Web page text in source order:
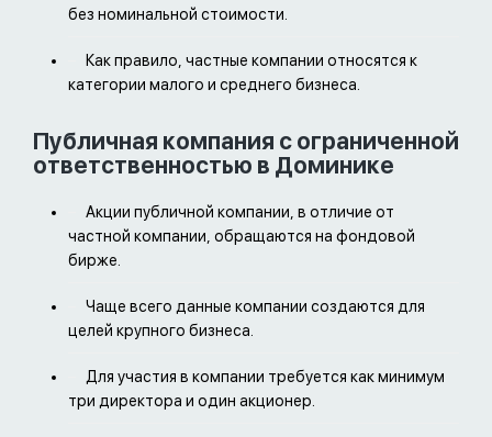
без номинальной стоимости.
Как правило, частные компании относятся к
категории малого и среднего бизнеса.
Публичная компания с ограниченной
ответственностью в Доминике
Акции публичной компании, в отличие от
частной компании, обращаются на фондовой
бирже.
Чаще всего данные компании создаются для
целей крупного бизнеса.
Для участия в компании требуется как минимум
три директора и один акционер.